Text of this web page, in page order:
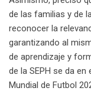
de las familias y de
reconocer la
garantizando al
de aprendizaje y
de la SEPH se da
Mundial de Futbol